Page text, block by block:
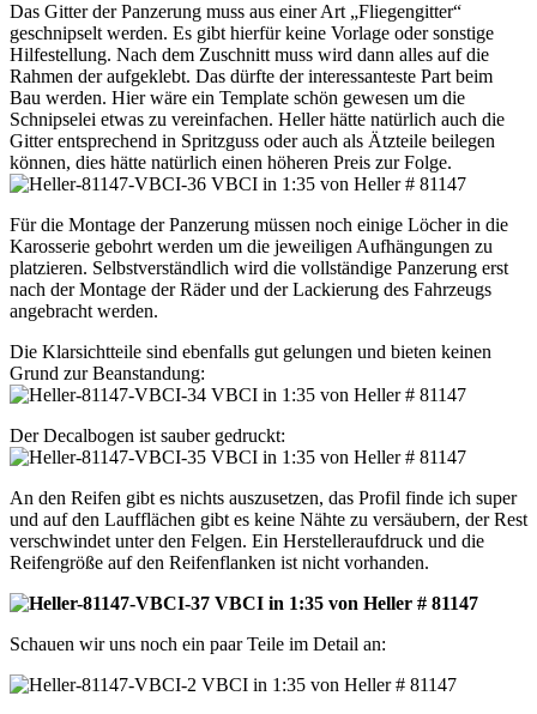
Das Gitter der Panzerung muss aus einer Art „Fliegengitter“
geschnipselt werden. Es gibt hierfür keine Vorlage oder sonstige
Hilfestellung. Nach dem Zuschnitt muss wird dann alles auf die
Rahmen der aufgeklebt. Das dürfte der interessanteste Part beim
Bau werden. Hier wäre ein Template schön gewesen um die
Schnipselei etwas zu vereinfachen. Heller hätte natürlich auch die
Gitter entsprechend in Spritzguss oder auch als Ätzteile beilegen
können, dies hätte natürlich einen höheren Preis zur Folge.
Für die Montage der Panzerung müssen noch einige Löcher in die
Karosserie gebohrt werden um die jeweiligen Aufhängungen zu
platzieren. Selbstverständlich wird die vollständige Panzerung erst
nach der Montage der Räder und der Lackierung des Fahrzeugs
angebracht werden.
Die Klarsichtteile sind ebenfalls gut gelungen und bieten keinen
Grund zur Beanstandung:
Der Decalbogen ist sauber gedruckt:
An den Reifen gibt es nichts auszusetzen, das Profil finde ich super
und auf den Laufflächen gibt es keine Nähte zu versäubern, der Rest
verschwindet unter den Felgen. Ein Herstelleraufdruck und die
Reifengröße auf den Reifenflanken ist nicht vorhanden.
Schauen wir uns noch ein paar Teile im Detail an: